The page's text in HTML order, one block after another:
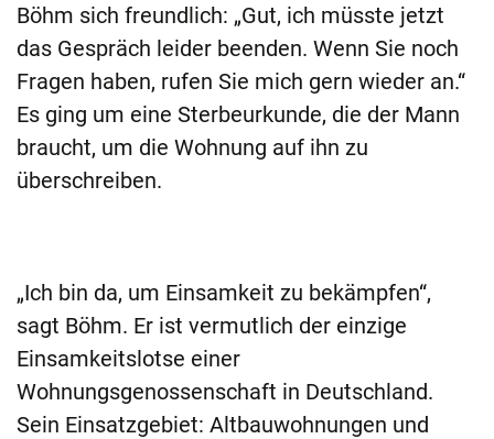
Böhm sich freundlich: „Gut, ich müsste jetzt
das Gespräch leider beenden. Wenn Sie noch
Fragen haben, rufen Sie mich gern wieder an.“
Es ging um eine Sterbeurkunde, die der Mann
braucht, um die Wohnung auf ihn zu
überschreiben.
„Ich bin da, um Einsamkeit zu bekämpfen“,
sagt Böhm. Er ist vermutlich der einzige
Einsamkeitslotse einer
Wohnungsgenossenschaft in Deutschland.
Sein Einsatzgebiet: Altbauwohnungen und